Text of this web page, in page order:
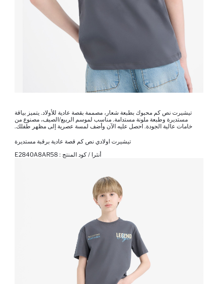
تيشيرت نص كم محبوك بطبعة شعار، مصممة بقصة عادية للأولاد. يتميز بياقة
مستديرة وطبعة ملونة مستدامة. مناسب لموسم الربيع/الصيف، مصنوع من
خامات عالية الجودة. احصل عليه الآن وأضف لمسة عصرية إلى مظهر طفلك.
تيشيرت اولادي نص كم قصة عادية برقبة مستديرة
أنثرا / كود المنتج : E2840A8AR58